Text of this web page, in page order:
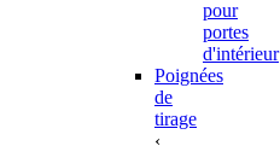
pour
portes
d'intérieur
Poignées
de
tirage
‹